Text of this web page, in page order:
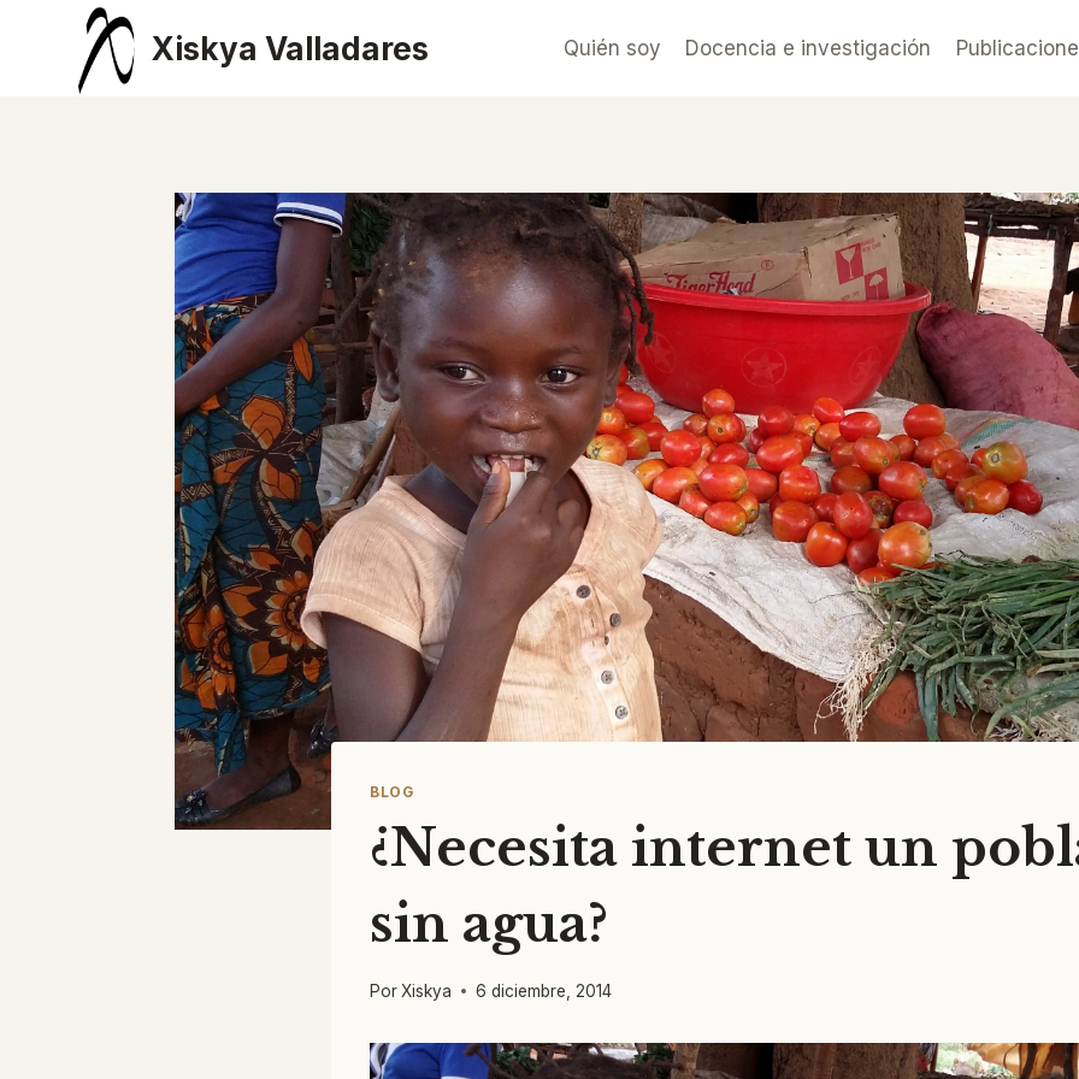
contenido
Xiskya Valladares Quién soy Docencia e investigación
BLOG
¿Necesita internet un
sin agua?
PorXiskya 6 diciembre, 2014